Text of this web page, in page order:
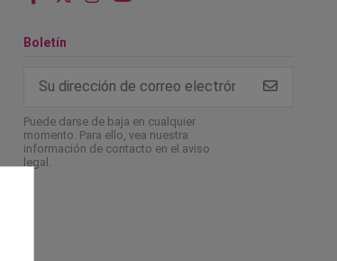
Boletín
Puede darse de baja en cualquier
momento. Para ello, vea nuestra
información de contacto en el aviso
legal.